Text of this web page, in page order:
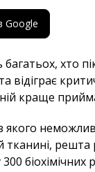
Google
хто
відіграє
краще
тканині,